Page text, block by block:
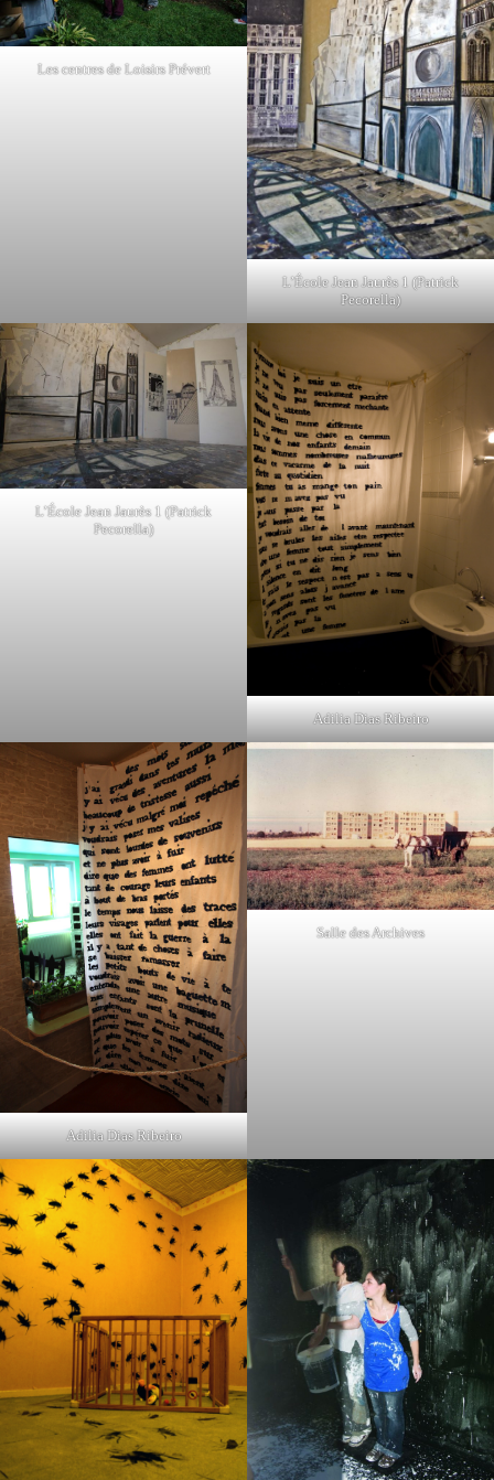
Les centres de Loisirs Prévert
L’École Jean Jaurès 1 (Patrick
Pecorella)
L’École Jean Jaurès 1 (Patrick
Pecorella)
Adilia Dias Ribeiro
Adilia Dias Ribeiro
Salle des Archives